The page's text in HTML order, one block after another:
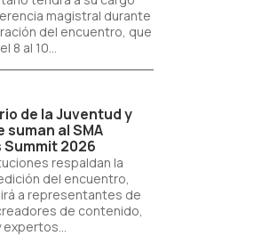
magistral durante
del encuentro, que
8 al 10...
de la Juventud y
suman al SMA
2026
respaldan la
del encuentro,
a representantes de
de contenido,
expertos...